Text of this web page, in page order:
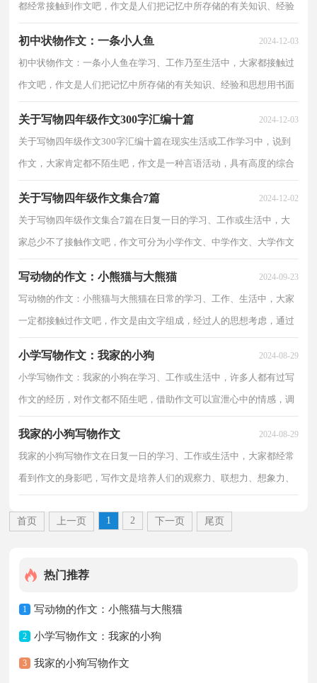
都经常接触到作文吧，作文是人们把记忆中所存储的有关知识、经验
初中状物作文：一条小人鱼 2024-12-03
初中状物作文：一条小人鱼在学习、工作乃至生活中，大家都接触过
作文吧，作文是人们把记忆中所存储的有关知识、经验和思想用书面
关于写物四年级作文300字汇编十篇 2024-12-03
关于写物四年级作文300字汇编十篇在现实生活或工作学习中，说到
作文，大家肯定都不陌生吧，作文是一种言语活动，具有高度的综合
关于写物四年级作文集合7篇 2024-12-02
关于写物四年级作文集合7篇在日复一日的学习、工作或生活中，大
家总少不了接触作文吧，作文可分为小学作文、中学作文、大学作文
写动物的作文：小熊猫与大熊猫 2024-09-23
写动物的作文：小熊猫与大熊猫在日常的学习、工作、生活中，大家
一定都接触过作文吧，作文是由文字组成，经过人的思想考虑，通过
小学写物作文：我家的小狗 2024-08-29
小学写物作文：我家的小狗在学习、工作或生活中，许多人都有过写
作文的经历，对作文都不陌生吧，借助作文可以宣泄心中的情感，调
我家的小狗写物作文 2024-08-29
我家的小狗写物作文在日复一日的学习、工作或生活中，大家都经常
看到作文的身影吧，写作文是培养人们的观察力、联想力、想象力、
首页
上一页 1 2 下一页 尾页
热门推荐
1 写动物的作文：小熊猫与大熊猫
2 小学写物作文：我家的小狗
3 我家的小狗写物作文